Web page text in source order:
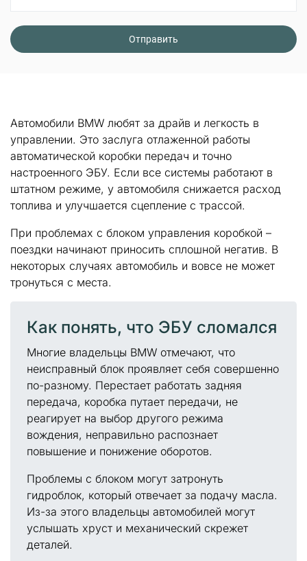
Автомобили BMW любят за драйв и легкость в
управлении. Это заслуга отлаженной работы
автоматической коробки передач и точно
настроенного ЭБУ. Если все системы работают в
штатном режиме, у автомобиля снижается расход
топлива и улучшается сцепление с трассой.
При проблемах с блоком управления коробкой –
поездки начинают приносить сплошной негатив. В
некоторых случаях автомобиль и вовсе не может
тронуться с места.
Как понять, что ЭБУ сломался
Многие владельцы BMW отмечают, что
неисправный блок проявляет себя совершенно
по-разному. Перестает работать задняя
передача, коробка путает передачи, не
реагирует на выбор другого режима
вождения, неправильно распознает
повышение и понижение оборотов.
Проблемы с блоком могут затронуть
гидроблок, который отвечает за подачу масла.
Из-за этого владельцы автомобилей могут
услышать хруст и механический скрежет
деталей.